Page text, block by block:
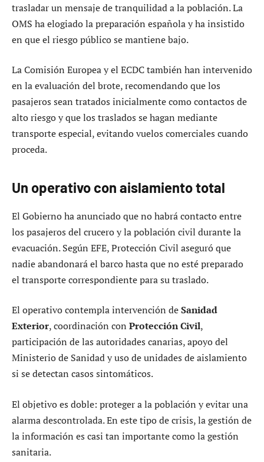
trasladar un mensaje de tranquilidad a la población. La
OMS ha elogiado la preparación española y ha insistido
en que el riesgo público se mantiene bajo.
La Comisión Europea y el ECDC también han intervenido
en la evaluación del brote, recomendando que los
pasajeros sean tratados inicialmente como contactos de
alto riesgo y que los traslados se hagan mediante
transporte especial, evitando vuelos comerciales cuando
proceda.
Un operativo con aislamiento total
El Gobierno ha anunciado que no habrá contacto entre
los pasajeros del crucero y la población civil durante la
evacuación. Según EFE, Protección Civil aseguró que
nadie abandonará el barco hasta que no esté preparado
el transporte correspondiente para su traslado.
El operativo contempla intervención deSanidad
Exterior, coordinación con Protección Civil,
participación de las autoridades canarias, apoyo del
Ministerio de Sanidad y uso de unidades de aislamiento
si se detectan casos sintomáticos.
El objetivo es doble: proteger a la población y evitar una
alarma descontrolada. En este tipo de crisis, la gestión de
la información es casi tan importante como la gestión
sanitaria.